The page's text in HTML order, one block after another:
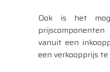
Ook is het
vanuit een
een verkoopprijs